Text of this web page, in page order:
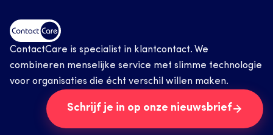
ContactCare is specialist in klantcontact. We
combineren menselijke service met slimme technologie
voor organisaties die écht verschil willen maken.
Schrijf je in op onze nieuwsbrief